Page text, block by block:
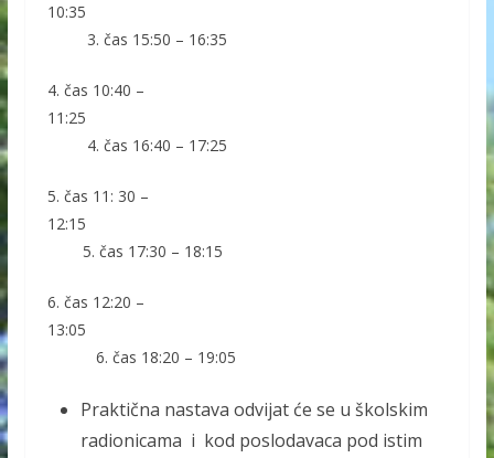
10:35
3. čas 15:50 – 16:35
4. čas 10:40 –
11:25
4. čas 16:40 – 17:25
5. čas 11: 30 –
12:15
5. čas 17:30 – 18:15
6. čas 12:20 –
13:05
6. čas 18:20 – 19:05
Praktična nastava odvijat će se u školskim
radionicama i kod poslodavaca pod istim